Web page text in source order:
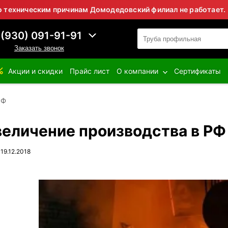
причинам Домодедовский филиал не работает.
091-91-91
Заказать звонок
Акции и скидки Прайс лист О компании Сертификаты
производства в РФ